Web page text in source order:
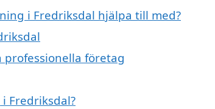
i Fredriksdal hjälpa till med?
företag
Fredriksdal?